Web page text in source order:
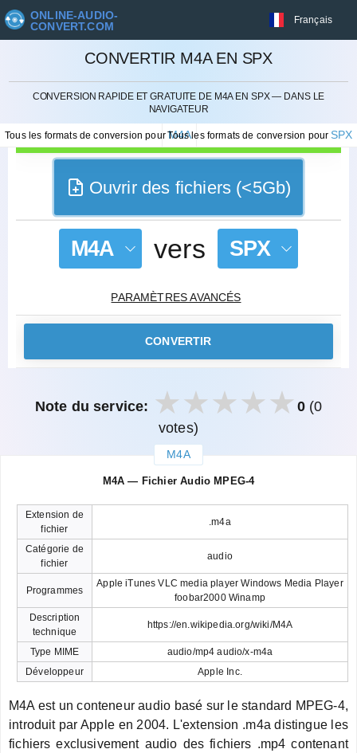
ONLINE-AUDIO-
CONVERT.COM
Français
CONVERTIR M4A EN SPX
CONVERSION RAPIDE ET GRATUITE DE M4A EN SPX — DANS LE
NAVIGATEUR
Tous les formats de conversion pourM4A
Tous les formats de conversion pour SPX
Ouvrir des fichiers (<5Gb)
M4A vers SPX
PARAMÈTRES AVANCÉS
CONVERTIR
Note du service: 0(0
votes)
M4A
M4A — Fichier Audio MPEG-4
Extension de
fichier
.m4a
Catégorie de
fichier
audio
Programmes
Apple iTunes VLC media player Windows Media Player
foobar2000 Winamp
Description
technique
https://en.wikipedia.org/wiki/M4A
Type MIME
audio/mp4 audio/x-m4a
Développeur
Apple Inc.
M4A est un conteneur audio basé sur le standard MPEG-4,
introduit par Apple en 2004. L'extension .m4a distingue les
fichiers exclusivement audio des fichiers .mp4 contenant